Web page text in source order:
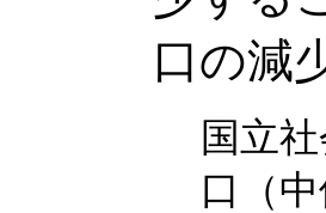
口の減
国立
口（